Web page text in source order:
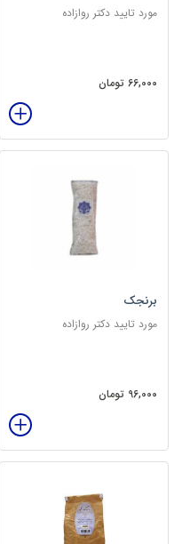
مورد تایید دکتر روازاده
66,000 تومان
برنجک
مورد تایید دکتر روازاده
96,000 تومان